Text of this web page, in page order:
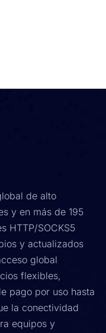
de alto
y en más de 195
HTTP/SOCKS5
y actualizados
global
flexibles,
pago por uso hasta
la conectividad
equipos y